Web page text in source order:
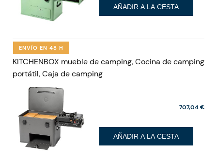
AÑADIR A LA CESTA
KITCHENBOX mueble de camping, Cocina de camping
portátil, Caja de camping
707,04 €
AÑADIR A LA CESTA
ENVÍO EN 48 H